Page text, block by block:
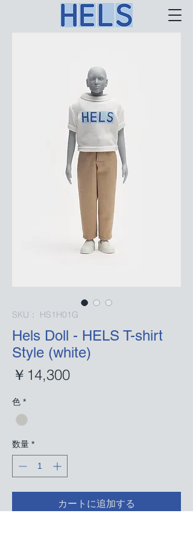
SKU： HS1H01G
Hels Doll - HELS T-shirt
Style (white)
￥14,300価
色 *
数量 *
カートに追加する